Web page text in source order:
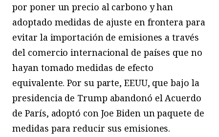
por poner un precio al carbono y han
adoptado medidas de ajuste en frontera para
evitar la importación de emisiones a través
del comercio internacional de países que no
hayan tomado medidas de efecto
equivalente. Por su parte, EEUU, que bajo la
presidencia de Trump abandonó el Acuerdo
de París, adoptó con Joe Biden un paquete de
medidas para reducir sus emisiones.